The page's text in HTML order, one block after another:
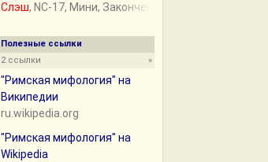
Слэш, NC-17, Мини, Закончен
Полезные ссылки
2 ссылки
»
"Римская мифология" на
Википедии
ru.wikipedia.org
"Римская мифология" на
Wikipedia